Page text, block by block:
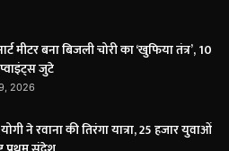
मीटर बना बिजली चोरी का ‘खुफिया तंत्र’, 10
जुटे
2026
ने रवाना की तिरंगा यात्रा, 25 हजार युवाओं